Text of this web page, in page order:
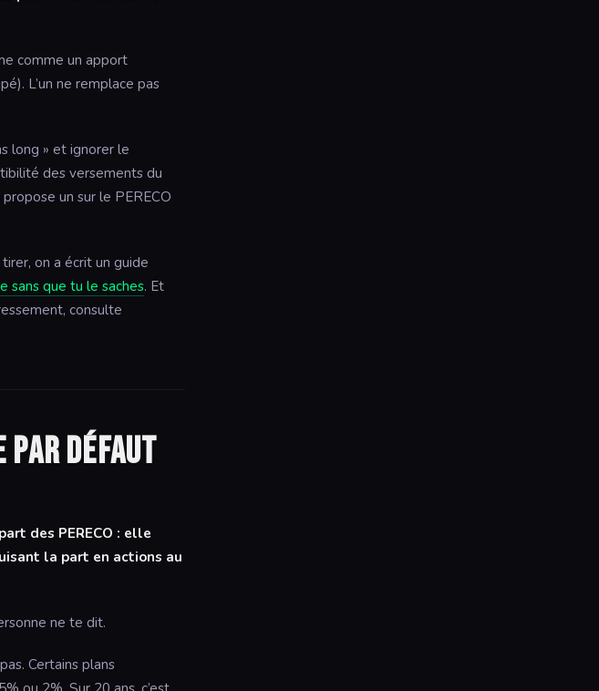
comme un apport
L’un ne remplace pas
long » et ignorer le
des versements du
un sur le PERECO
on a écrit un guide
sans que tu le saches. Et
consulte
par défaut
des PERECO : elle
la part en actions au
ne te dit.
Certains plans